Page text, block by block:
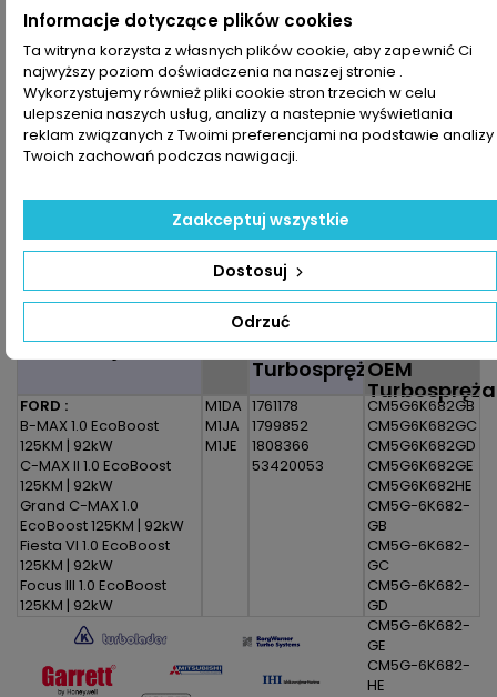
Ilość  Dodaj do koszyka
Zapytaj o dostępność Tel:+48-717-358-575
Udostępnij
OPIS SZCZEGÓŁY PRODUKTU
Zestaw montażowy do turbosprężarki pasujący do pojazdu
Model Pojazdu SilnikNumer
Turbosprężarki
Numer
OEM
FORD :
B-MAX 1.0 EcoBoost
125KM | 92kW
C-MAX II 1.0 EcoBoost
125KM | 92kW
Grand C-MAX 1.0
EcoBoost 125KM | 92kW
Fiesta VI 1.0 EcoBoost
125KM | 92kW
Focus III 1.0 EcoBoost
125KM | 92kW
Focus III Sedan 1.0
EcoBoost 125KM | 92kW
Focus III Turnier 1.0
EcoBoost 125KM | 92kW
M1DA
M1JA
M1JE
1761178
1799852
1808366
53420053
CM5G6K682GB
CM5G6K682GC
CM5G6K682GD
CM5G6K682GE
CM5G6K682HE
CM5G-6K682-
GB
CM5G-6K682-
GC
CM5G-6K682-
GD
CM5G-6K682-
GE
CM5G-6K682-
HE
Informacje dotyczące plików cookies
Ta witryna korzysta z własnych plików cookie, aby zapewnić Ci
najwyższy poziom doświadczenia na naszej stronie .
Wykorzystujemy również pliki cookie stron trzecich w celu
ulepszenia naszych usług, analizy a nastepnie wyświetlania
reklam związanych z Twoimi preferencjami na podstawie analizy
Twoich zachowań podczas nawigacji.
Odrzuć
Dostosuj
Zaakceptuj wszystkie